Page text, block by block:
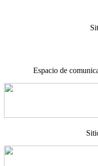
Espacio de